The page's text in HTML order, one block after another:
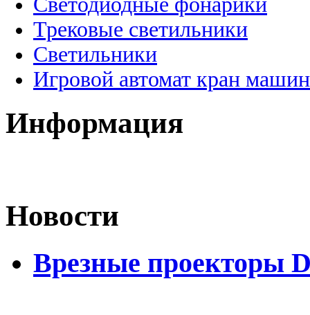
Трековые светильники
Светильники
Игровой автомат кран
Информация
Новости
Врезные проекторы